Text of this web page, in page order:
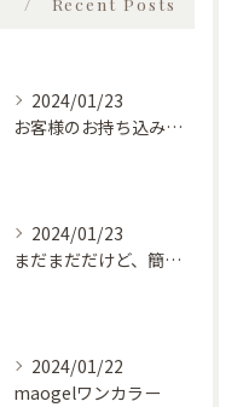
2024/01/23
お客様のお持ち込みデザイン
2024/01/23
まだまだだけど、簡単な物は自分で食べられるようになってきた♡
2024/01/22
maogelワンカラー